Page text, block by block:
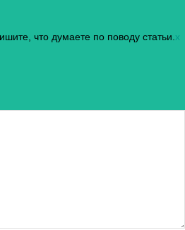
что думаете по поводу статьи. x